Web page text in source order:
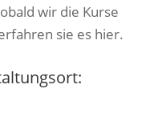
wir die Kurse
sie es hier.